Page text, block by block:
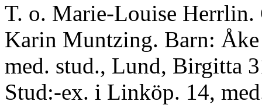
T. o. Marie-Louise Herrlin.
Karin Muntzing. Barn:
med. stud., Lund, Birgitta
Stud:-ex. i Linköp. 14,